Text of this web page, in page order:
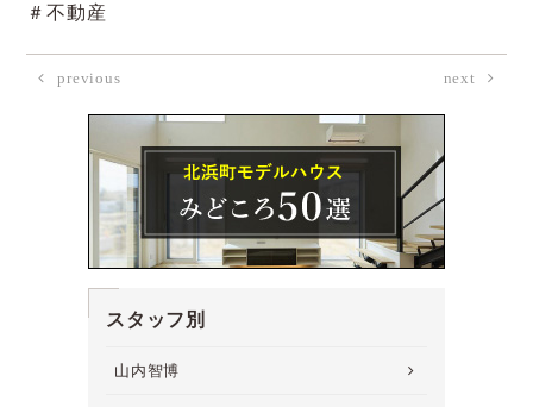
＃不動産
previous next
スタッフ別
山内智博